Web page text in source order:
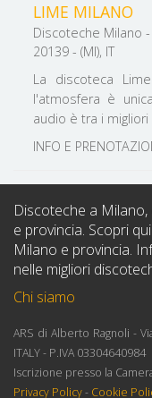
LIME MILANO
Discoteche Milano
20139 - (MI), IT
La discoteca
l'atmosfera è
audio è tra i
INFO E
Discoteche a
e provincia. Scopri
Milano e provincia.
nelle migliori
Chi siamo
ARS di Alberto Ragnoli -
ITALY - P.IVA 03304640984
Iscrizione presso la
Privacy Policy- Cookie